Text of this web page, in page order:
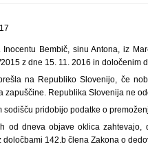
Bembič, sinu Antona, iz
z dne 15. 11. 2016 in določenim
na Republiko Slovenijo, če
zapuščine. Republika Slovenija ne
sodišču pridobijo podatke o
od dneva objave oklica
142.b člena Zakona o